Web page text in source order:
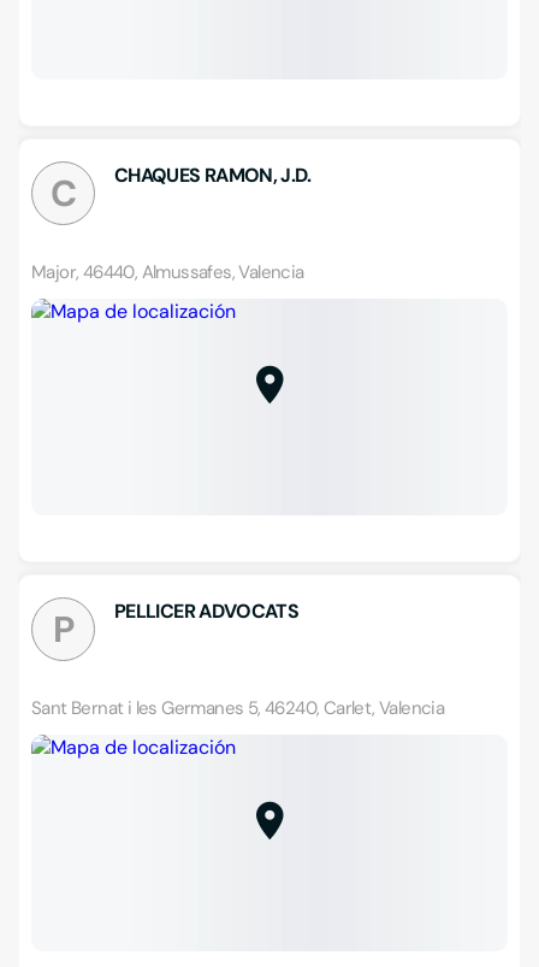
C CHAQUES RAMON, J.D.
Major, 46440, Almussafes, Valencia
P PELLICER ADVOCATS
Sant Bernat i les Germanes 5, 46240, Carlet, Valencia